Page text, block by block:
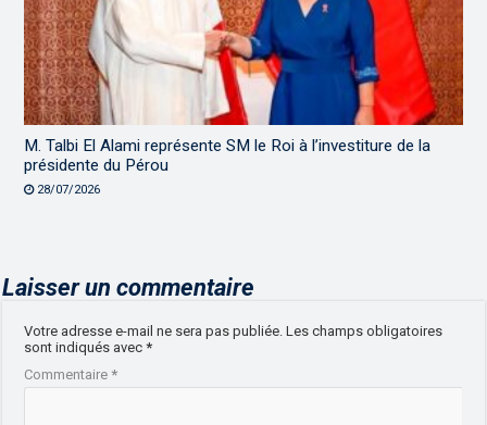
M. Talbi El Alami représente SM le Roi à l’investiture de la
présidente du Pérou
28/07/2026
Laisser un commentaire
Votre adresse e-mail ne sera pas publiée. Les champs obligatoires
sont indiqués avec*
Commentaire*